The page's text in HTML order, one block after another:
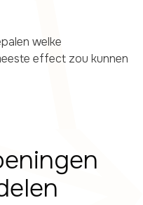
welke
effect zou kunnen